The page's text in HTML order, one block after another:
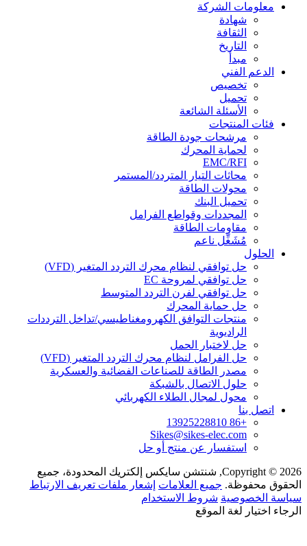
معلومات الشركة
شهادة
الثقافة
التاريخ
مبدأ
الدعم الفني
تخصيص
تحميل
الأسئلة الشائعة
فئات المنتجات
مرشحات جودة الطاقة
لحماية المحرك
EMC/RFI
محاثات التيار المتردد/المستمر
محولات الطاقة
تحميل البنك
المجددات وقواطع الفرامل
مقاومات الطاقة
مُشَغِّل ناعم
الحلول
حل توافقي لنظام محرك التردد المتغير (VFD)
حل توافقي لمروحة EC
حل توافقي لفرن التردد المتوسط
حل حماية المحرك
منتجات التوافق الكهرومغناطيسي/تداخل الترددات
الراديوية
حل لاختبار الحمل
حل الفرامل لنظام محرك التردد المتغير (VFD)
مصدر الطاقة للصناعات الفضائية والعسكرية
حلول الاتصال بالشبكة
محول لمجال الطلاء الكهربائي
اتصل بنا
+86 13925228810
Sikes@sikes-elec.com
استفسار عن منتج أو حل
Copyright © 2026, شنتشن سايكس إلكتريك المحدودة، جميع
الحقوق محفوظة. جميع العلامات إشعار ملفات تعريف الارتباط
سياسة الخصوصية شروط الاستخدام
الرجاء اختيار لغة الموقع